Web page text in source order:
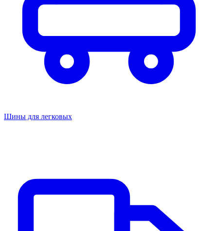
Шины для легковых